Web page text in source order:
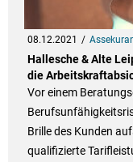
08.12.2021
Hallesche & Alte
die
Vor einem
Brille des Kunden
qualifizierte